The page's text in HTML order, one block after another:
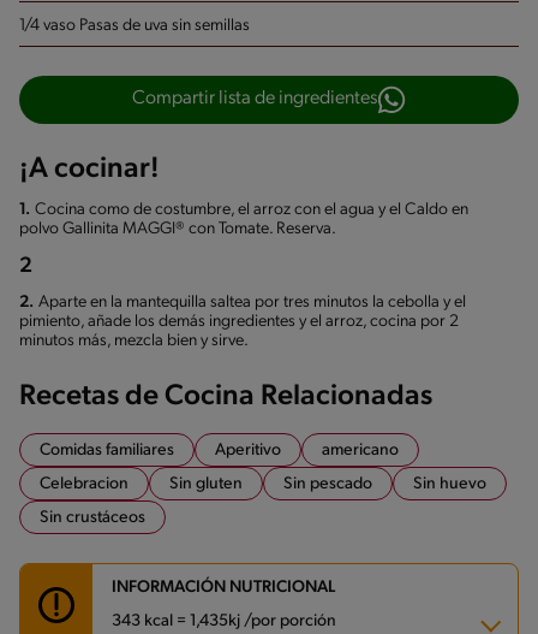
1/4 vaso Pasas de uva sin semillas
Compartir lista de ingredientes
¡A cocinar!
1. Cocina como de costumbre, el arroz con el agua y el Caldo en
polvo Gallinita MAGGI® con Tomate. Reserva.
2
2. Aparte en la mantequilla saltea por tres minutos la cebolla y el
pimiento, añade los demás ingredientes y el arroz, cocina por 2
minutos más, mezcla bien y sirve.
Recetas de Cocina Relacionadas
Comidas familiares Aperitivo
americano
Celebracion
Sin gluten Sin pescado
Sin huevo
Sin crustáceos
INFORMACIÓN NUTRICIONAL
343 kcal = 1,435kj /por porción